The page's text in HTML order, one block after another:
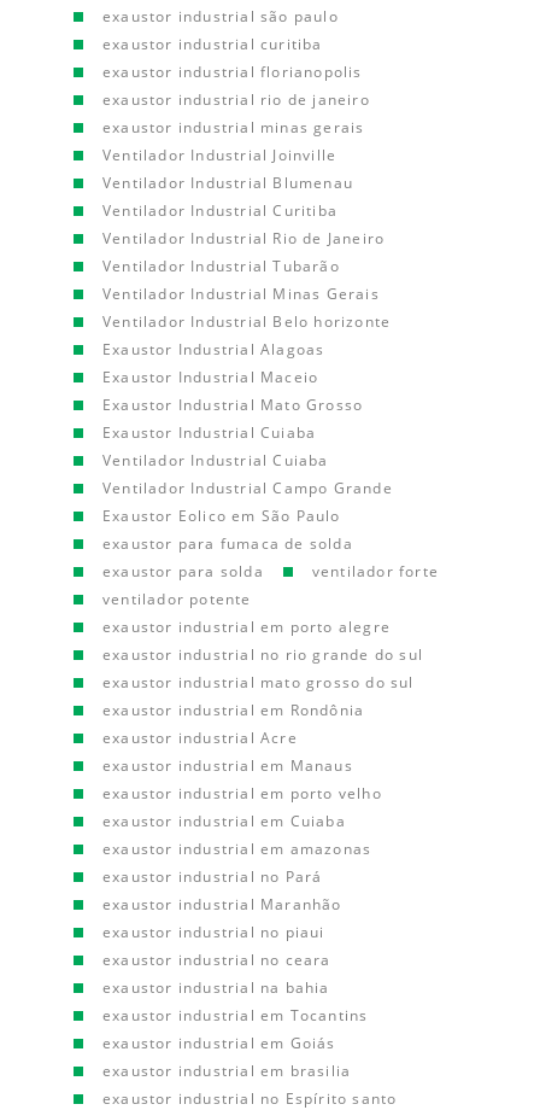
exaustor industrial são paulo
exaustor industrial curitiba
exaustor industrial florianopolis
exaustor industrial rio de janeiro
exaustor industrial minas gerais
Ventilador Industrial Joinville
Ventilador Industrial Blumenau
Ventilador Industrial Curitiba
Ventilador Industrial Rio de Janeiro
Ventilador Industrial Tubarão
Ventilador Industrial Minas Gerais
Ventilador Industrial Belo horizonte
Exaustor Industrial Alagoas
Exaustor Industrial Maceio
Exaustor Industrial Mato Grosso
Exaustor Industrial Cuiaba
Ventilador Industrial Cuiaba
Ventilador Industrial Campo Grande
Exaustor Eolico em São Paulo
exaustor para fumaca de solda
exaustor para solda
ventilador forte
ventilador potente
exaustor industrial em porto alegre
exaustor industrial no rio grande do sul
exaustor industrial mato grosso do sul
exaustor industrial em Rondônia
exaustor industrial Acre
exaustor industrial em Manaus
exaustor industrial em porto velho
exaustor industrial em Cuiaba
exaustor industrial em amazonas
exaustor industrial no Pará
exaustor industrial Maranhão
exaustor industrial no piaui
exaustor industrial no ceara
exaustor industrial na bahia
exaustor industrial em Tocantins
exaustor industrial em Goiás
exaustor industrial em brasilia
exaustor industrial no Espírito santo